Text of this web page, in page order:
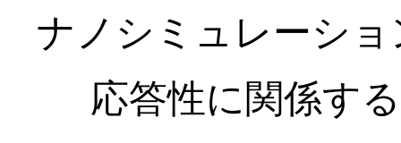
ナノシミュレーシ
応答性に関係す